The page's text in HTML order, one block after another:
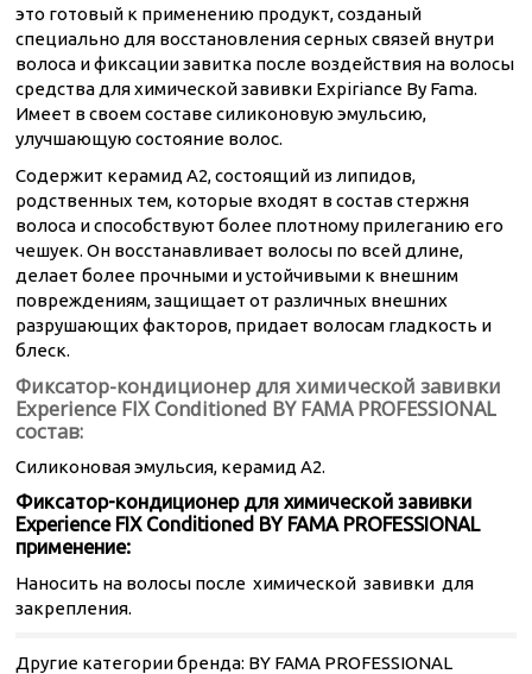
это готовый к применению продукт, созданый
специально для восстановления серных связей внутри
волоса и фиксации завитка после воздействия на волосы
средства для химической завивки Expiriance By Fama.
Имеет в своем составе силиконовую эмульсию,
улучшающую состояние волос.
Cодержит керамид A2, состоящий из липидов,
родственных тем, которые входят в состав стержня
волоса и способствуют более плотному прилеганию его
чешуек. Он восстанавливает волосы по всей длине,
делает более прочными и устойчивыми к внешним
повреждениям, защищает от различных внешних
разрушающих факторов, придает волосам гладкость и
блеск.
Фиксатор-кондиционер для химической завивки
Experience FIX Conditioned BY FAMA PROFESSIONAL
состав:
Силиконовая эмульсия, керамид A2.
Фиксатор-кондиционер для химической завивки
Experience FIX Conditioned BY FAMA PROFESSIONAL
применение:
Наносить на волосы после химической завивки для
закрепления.
Другие категории бренда: BY FAMA PROFESSIONAL